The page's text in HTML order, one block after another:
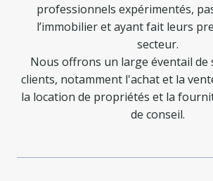
professionnels expérimentés,
l’immobilier et ayant fait leurs
secteur.
Nous offrons un large éventail de
clients, notamment l'achat et la
la location de propriétés et la
de conseil.